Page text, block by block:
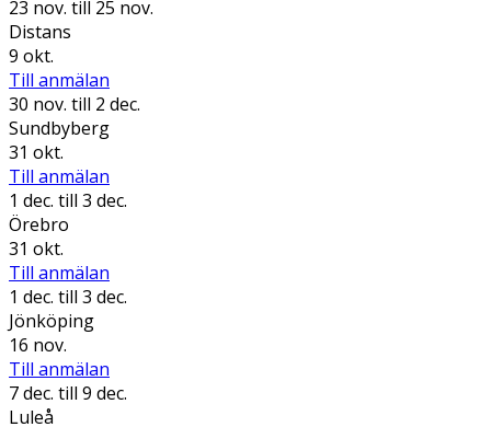
23 nov. till 25 nov.
Distans
9 okt.
Till anmälan
30 nov. till 2 dec.
Sundbyberg
31 okt.
Till anmälan
1 dec. till 3 dec.
Örebro
31 okt.
Till anmälan
1 dec. till 3 dec.
Jönköping
16 nov.
Till anmälan
7 dec. till 9 dec.
Luleå